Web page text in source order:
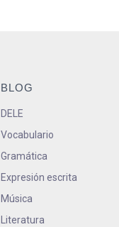
BLOG
DELE
Vocabulario
Gramática
Expresión escrita
Música
Literatura